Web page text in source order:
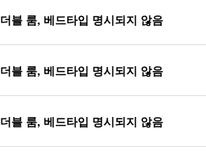
더블 룸, 베드타입 명시되지 않음
더블 룸, 베드타입 명시되지 않음
더블 룸, 베드타입 명시되지 않음